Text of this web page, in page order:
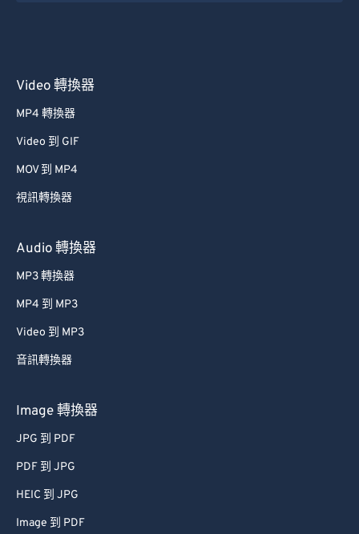
Video 轉換器
MP4 轉換器
Video 到 GIF
MOV 到 MP4
視訊轉換器
Audio 轉換器
MP3 轉換器
MP4 到 MP3
Video 到 MP3
音訊轉換器
Image 轉換器
JPG 到 PDF
PDF 到 JPG
HEIC 到 JPG
Image 到 PDF